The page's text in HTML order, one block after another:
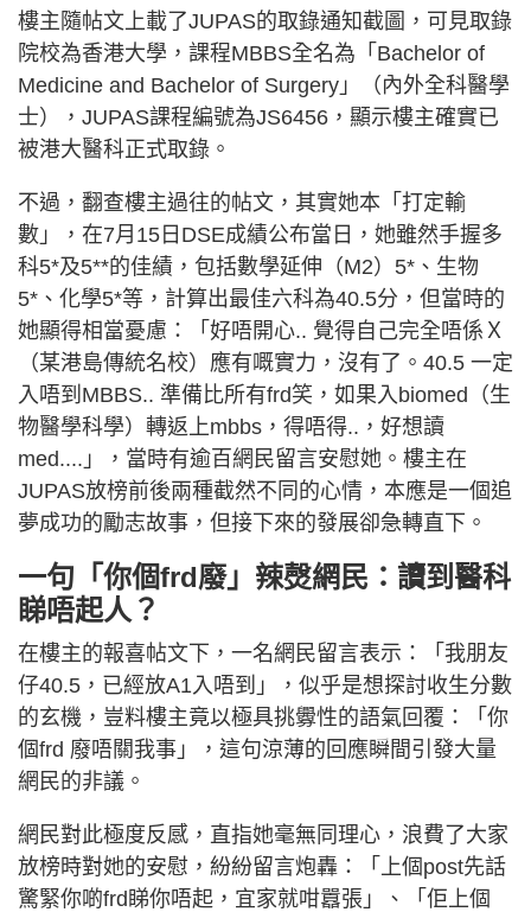
樓主隨帖文上載了JUPAS的取錄通知截圖，可見取錄
院校為香港大學，課程MBBS全名為「Bachelor of
Medicine and Bachelor of Surgery」（內外全科醫學
士），JUPAS課程編號為JS6456，顯示樓主確實已
被港大醫科正式取錄。
不過，翻查樓主過往的帖文，其實她本「打定輸
數」，在7月15日DSE成績公布當日，她雖然手握多
科5*及5**的佳績，包括數學延伸（M2）5*、生物
5*、化學5*等，計算出最佳六科為40.5分，但當時的
她顯得相當憂慮：「好唔開心.. 覺得自己完全唔係Ｘ
（某港島傳統名校）應有嘅實力，沒有了。40.5 一定
入唔到MBBS.. 準備比所有frd笑，如果入biomed（生
物醫學科學）轉返上mbbs，得唔得..，好想讀
med....」，當時有逾百網民留言安慰她。樓主在
JUPAS放榜前後兩種截然不同的心情，本應是一個追
夢成功的勵志故事，但接下來的發展卻急轉直下。
一句「你個frd廢」辣㷫網民：讀到醫科
睇唔起人？
在樓主的報喜帖文下，一名網民留言表示：「我朋友
仔40.5，已經放A1入唔到」，似乎是想探討收生分數
的玄機，豈料樓主竟以極具挑釁性的語氣回覆：「你
個frd 廢唔關我事」，這句涼薄的回應瞬間引發大量
網民的非議。
網民對此極度反感，直指她毫無同理心，浪費了大家
放榜時對她的安慰，紛紛留言炮轟：「上個post先話
驚緊你啲frd睇你唔起，宜家就咁囂張」、「佢上個